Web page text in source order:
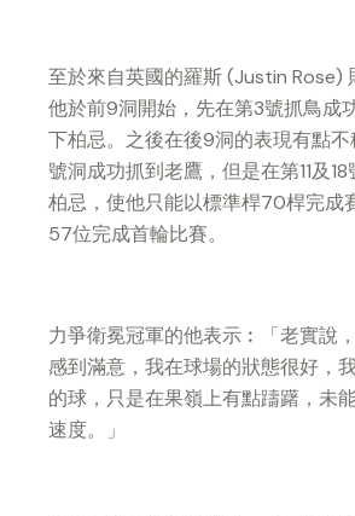
至於來自英國的羅斯 (Justin Rose)
他於前9洞開始，先在第3號抓鳥成
下柏忌。之後在後9洞的表現有點不
號洞成功抓到老鷹，但是在第11及
柏忌，使他只能以標準桿70桿完成
57位完成首輪比賽。
力爭衛冕冠軍的他表示︰「老實說
感到滿意，我在球場的狀態很好，
的球，只是在果嶺上有點躊躇，未
速度。」